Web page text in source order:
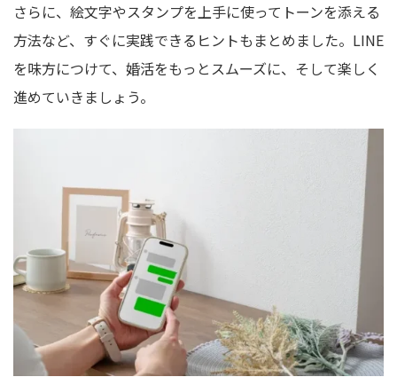
さらに、絵文字やスタンプを上手に使ってトーンを添える
方法など、すぐに実践できるヒントもまとめました。LINE
を味方につけて、婚活をもっとスムーズに、そして楽しく
進めていきましょう。